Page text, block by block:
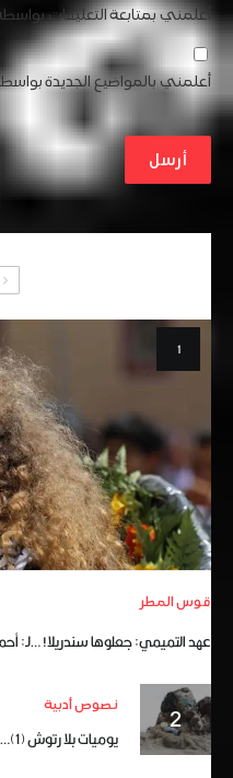
أعلمني بمتابعة التعليقات بواسطة
أعلمني بالمواضيع الجديدة
قوس المطر
عهد التميمي: جعلوها سندريلا! …لـ:
نصوص أدبية
يوميات بلا رتوش (1)… لـ: ماهر حمصي